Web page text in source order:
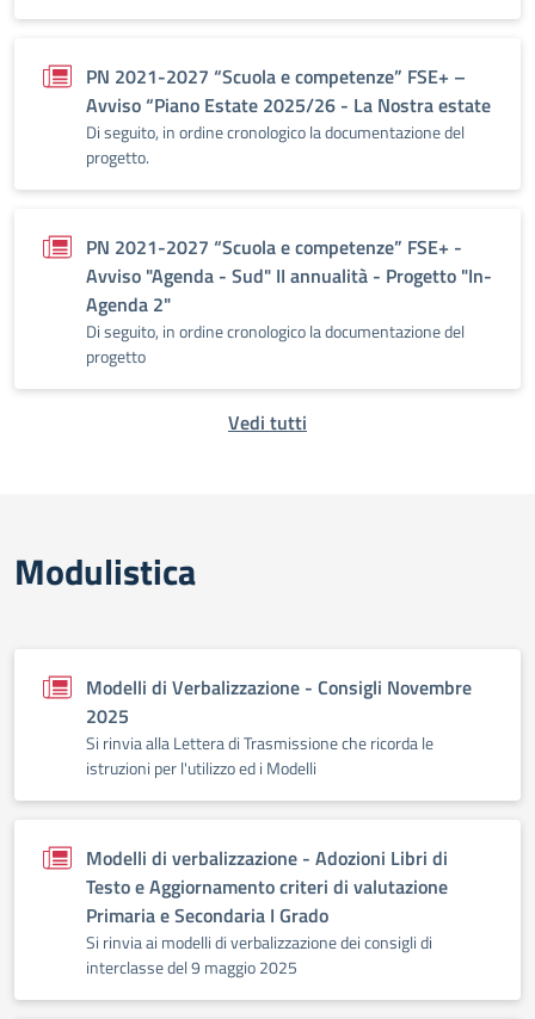
PN 2021-2027 “Scuola e competenze” FSE+ –
Avviso “Piano Estate 2025/26 - La Nostra estate
Di seguito, in ordine cronologico la documentazione del
progetto.
PN 2021-2027 “Scuola e competenze” FSE+ -
Avviso "Agenda - Sud" II annualità - Progetto "In-
Agenda 2"
Di seguito, in ordine cronologico la documentazione del
progetto
Vedi tutti
Modulistica
Modelli di Verbalizzazione - Consigli Novembre
2025
Si rinvia alla Lettera di Trasmissione che ricorda le
istruzioni per l'utilizzo ed i Modelli
Modelli di verbalizzazione - Adozioni Libri di
Testo e Aggiornamento criteri di valutazione
Primaria e Secondaria I Grado
Si rinvia ai modelli di verbalizzazione dei consigli di
interclasse del 9 maggio 2025